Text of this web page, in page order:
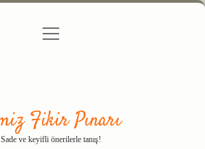
Gizlilik Politikası
menüyü
Fikir Pınarı
Sade ve keyifli önerilerle tanış!